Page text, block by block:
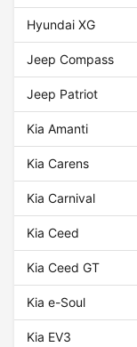
Hyundai XG
Jeep Compass
Jeep Patriot
Kia Amanti
Kia Carens
Kia Carnival
Kia Ceed
Kia Ceed GT
Kia e-Soul
Kia EV3